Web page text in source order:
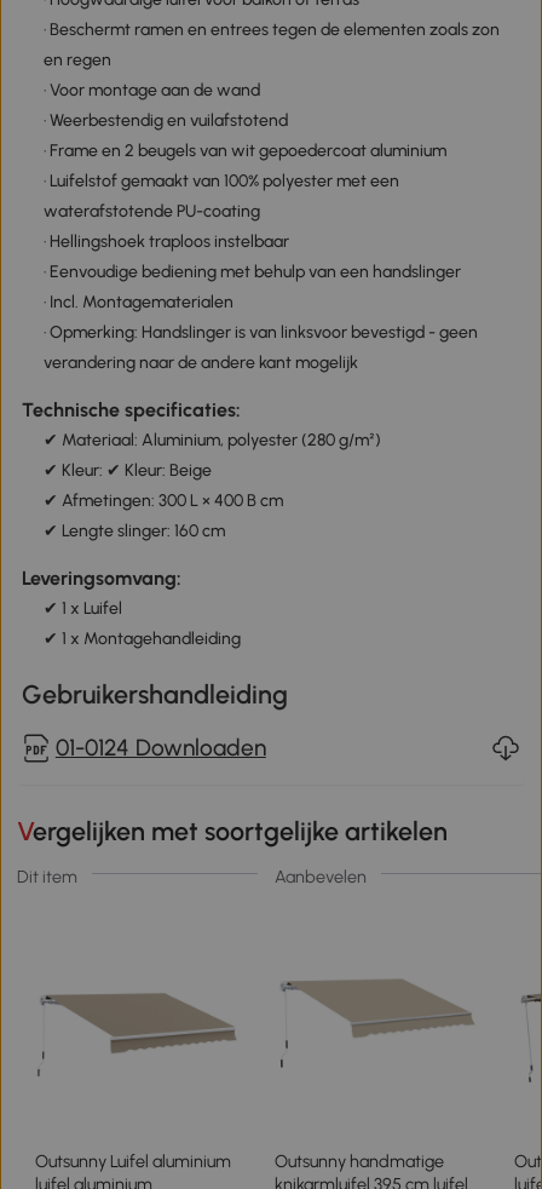
· Beschermt ramen en entrees tegen de elementen zoals zon
en regen
· Voor montage aan de wand
· Weerbestendig en vuilafstotend
· Frame en 2 beugels van wit gepoedercoat aluminium
· Luifelstof gemaakt van 100% polyester met een
waterafstotende PU-coating
· Hellingshoek traploos instelbaar
· Eenvoudige bediening met behulp van een handslinger
· Incl. Montagematerialen
· Opmerking: Handslinger is van linksvoor bevestigd - geen
verandering naar de andere kant mogelijk
Technische specificaties:
✔ Materiaal: Aluminium, polyester (280 g/m²)
✔ Kleur: ✔ Kleur: Beige
✔ Afmetingen: 300 L × 400 B cm
✔ Lengte slinger: 160 cm
Leveringsomvang:
✔ 1 x Luifel
✔ 1 x Montagehandleiding
Gebruikershandleiding
01-0124 Downloaden
Vergelijken met soortgelijke artikelen
Dit item Aanbevelen
Outsunny Luifel aluminium
luifel aluminium
Outsunny handmatige
knikarmluifel 395 cm luifel